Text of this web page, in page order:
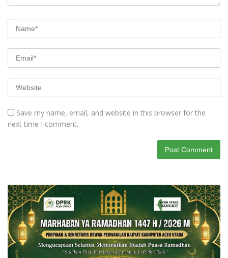
Save my name, email, and website in this browser for the
next time I comment.